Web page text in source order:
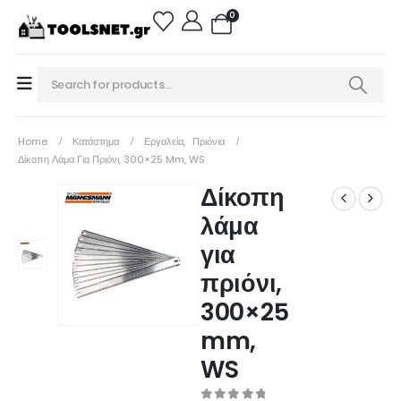
0
Home Κατάστημα Εργαλεία, Πριόνια
Δίκοπη Λάμα Για Πριόνι, 300×25 Mm, WS
Δίκοπη
λάμα
για
πριόνι,
300×25
mm,
WS